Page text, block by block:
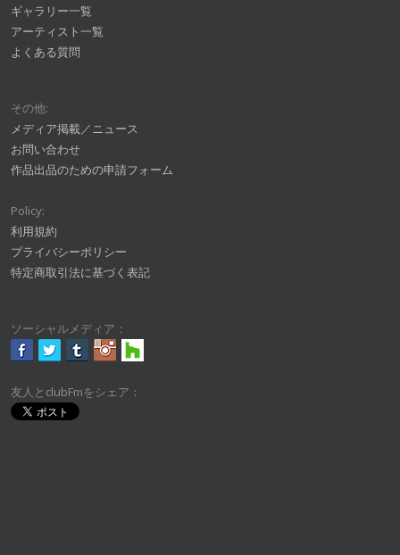
ギャラリー一覧
アーティスト一覧
よくある質問
その他:
メディア掲載／ニュース
お問い合わせ
作品出品のための申請フォーム
Policy:
利用規約
プライバシーポリシー
特定商取引法に基づく表記
ソーシャルメディア：
友人とclubFmをシェア：